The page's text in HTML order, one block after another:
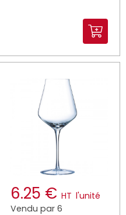
6.25 € HT l'unité
Vendu par 6